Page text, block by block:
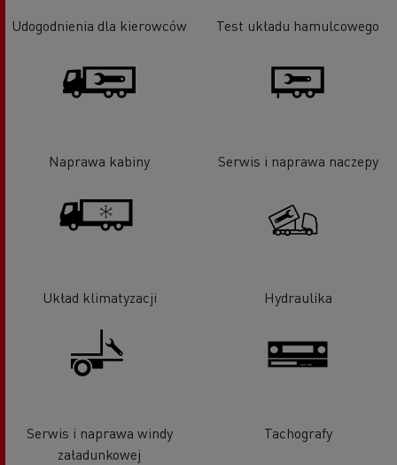
Udogodnienia dla kierowców Test układu hamulcowego
Naprawa kabiny Serwis i naprawa naczepy
Układ klimatyzacji Hydraulika
Serwis i naprawa windy
załadunkowej
Tachografy